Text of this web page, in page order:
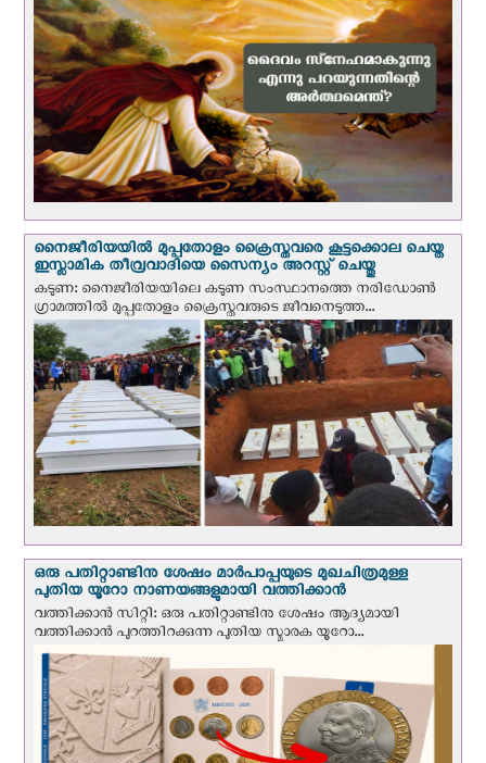
നൈജീരിയയില്‍ മുപ്പതോളം ക്രൈസ്തവരെ കൂട്ടക്കൊല ചെയ്ത
ഇസ്ലാമിക തീവ്രവാദിയെ സൈന്യം അറസ്റ്റ് ചെയ്തു
കടുണ: നൈജീരിയയിലെ കടുണ സംസ്ഥാനത്തെ നരിഡോൺ
ഗ്രാമത്തിൽ മുപ്പതോളം ക്രൈസ്തവരുടെ ജീവനെടുത്ത...
ഒരു പതിറ്റാണ്ടിനു ശേഷം മാർപാപ്പയുടെ മുഖചിത്രമുള്ള
പുതിയ യൂറോ നാണയങ്ങളുമായി വത്തിക്കാന്‍
വത്തിക്കാന്‍ സിറ്റി: ഒരു പതിറ്റാണ്ടിനു ശേഷം ആദ്യമായി
വത്തിക്കാൻ പുറത്തിറക്കുന്ന പുതിയ സ്മാരക യൂറോ...